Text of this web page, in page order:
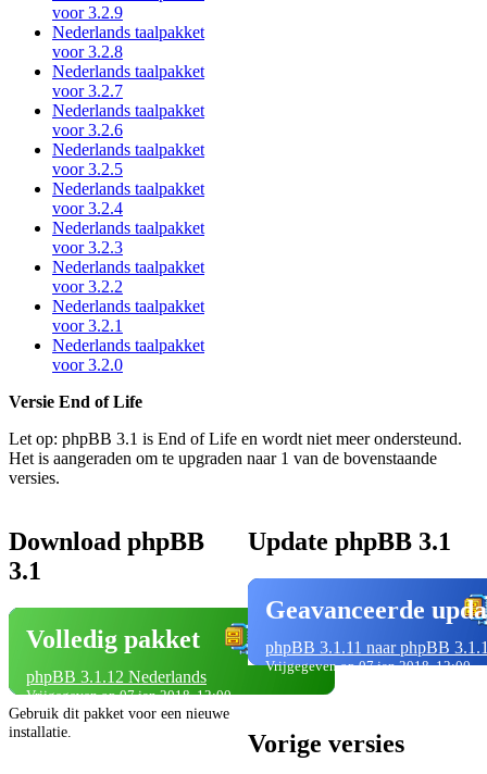
voor 3.2.9
Nederlands taalpakket
voor 3.2.8
Nederlands taalpakket
voor 3.2.7
Nederlands taalpakket
voor 3.2.6
Nederlands taalpakket
voor 3.2.5
Nederlands taalpakket
voor 3.2.4
Nederlands taalpakket
voor 3.2.3
Nederlands taalpakket
voor 3.2.2
Nederlands taalpakket
voor 3.2.1
Nederlands taalpakket
voor 3.2.0
Versie End of Life
Let op: phpBB 3.1 is End of Life en wordt niet meer ondersteund.
Het is aangeraden om te upgraden naar 1 van de bovenstaande
versies.
Download phpBB
3.1
Volledig pakket
phpBB 3.1.12 Nederlands
Vrijgegeven op 07 jan 2018, 12:00
Gebruik dit pakket voor een nieuwe
installatie.
Update phpBB 3.1
Geavanceerde
phpBB 3.1.11 naar phpBB
Vrijgegeven op 07 jan 2018, 12:00
Vorige versies